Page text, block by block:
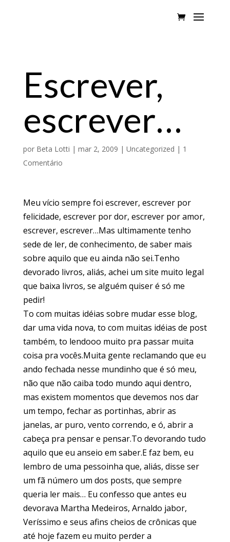
Escrever,
escrever…
por Beta Lotti | mar 2, 2009 | Uncategorized | 1
Comentário
Meu vício sempre foi escrever, escrever por
felicidade, escrever por dor, escrever por amor,
escrever, escrever…Mas ultimamente tenho
sede de ler, de conhecimento, de saber mais
sobre aquilo que eu ainda não sei.Tenho
devorado livros, aliás, achei um site muito legal
que baixa livros, se alguém quiser é só me
pedir!
To com muitas idéias sobre mudar esse blog,
dar uma vida nova, to com muitas idéias de post
também, to lendooo muito pra passar muita
coisa pra vocês.Muita gente reclamando que eu
ando fechada nesse mundinho que é só meu,
não que não caiba todo mundo aqui dentro,
mas existem momentos que devemos nos dar
um tempo, fechar as portinhas, abrir as
janelas, ar puro, vento correndo, e ó, abrir a
cabeça pra pensar e pensar.To devorando tudo
aquilo que eu anseio em saber.E faz bem, eu
lembro de uma pessoinha que, aliás, disse ser
um fã número um dos posts, que sempre
queria ler mais… Eu confesso que antes eu
devorava Martha Medeiros, Arnaldo jabor,
Veríssimo e seus afins cheios de crônicas que
até hoje fazem eu muito perder a